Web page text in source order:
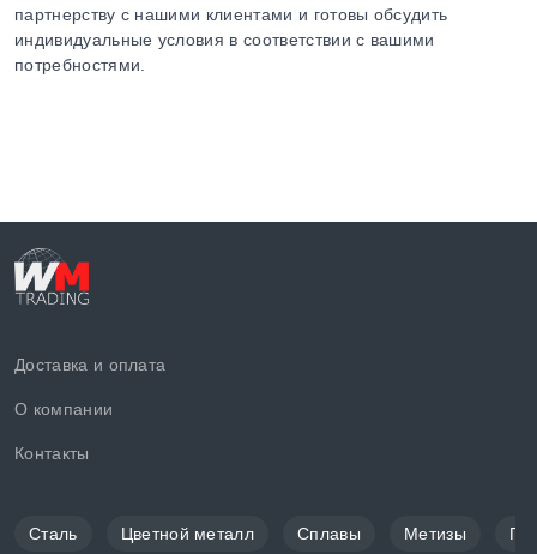
партнерству с нашими клиентами и готовы обсудить
индивидуальные условия в соответствии с вашими
потребностями.
Доставка и оплата
О компании
Контакты
Сталь Цветной металл Сплавы Метизы